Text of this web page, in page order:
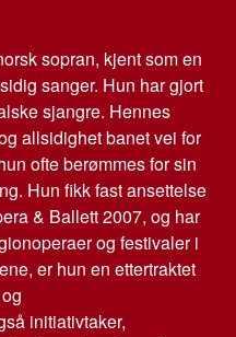
sopran, kjent som en
sanger. Hun har gjort
sjangre. Hennes
allsidighet banet vei for
ofte berømmes for sin
Hun fikk fast ansettelse
& Ballett 2007, og har
og festivaler i
er hun en ettertraktet
initiativtaker,